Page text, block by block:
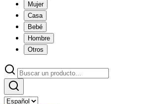
Mujer
Casa
Bebé
Hombre
Otros